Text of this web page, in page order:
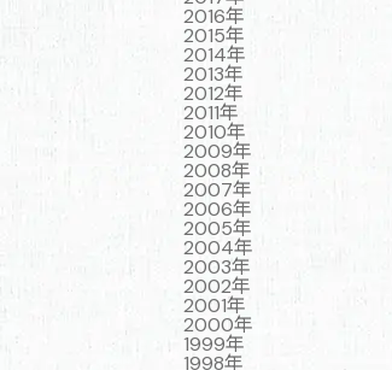
2016年
2015年
2014年
2013年
2012年
2011年
2010年
2009年
2008年
2007年
2006年
2005年
2004年
2003年
2002年
2001年
2000年
1999年
1998年